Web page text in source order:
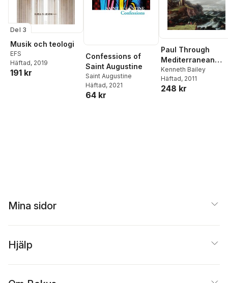
Del 3
Musik och teologi
EFS
Häftad, 2019
191 kr
Confessions of
Saint Augustine
Saint Augustine
Häftad, 2021
64 kr
Paul Through
Mediterranean
Eyes
Kenneth Bailey
Häftad, 2011
248 kr
Mina sidor
Hjälp